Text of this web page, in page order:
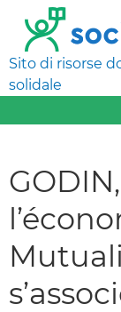
Sito di risorse
solidale